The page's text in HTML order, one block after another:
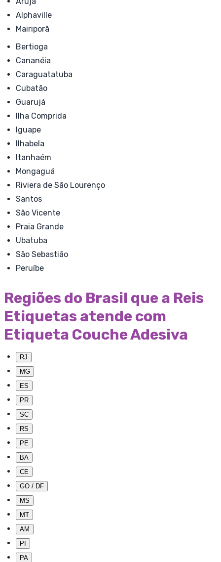
Alphaville
Mairiporã
Bertioga
Cananéia
Caraguatatuba
Cubatão
Guarujá
Ilha Comprida
Iguape
Ilhabela
Itanhaém
Mongaguá
Riviera de São Lourenço
Santos
São Vicente
Praia Grande
Ubatuba
São Sebastião
Peruíbe
Regiões do Brasil que a Reis
Etiquetas atende com
Etiqueta Couche Adesiva
RJ
MG
ES
PR
SC
RS
PE
BA
CE
GO / DF
MS
MT
AM
PI
PA